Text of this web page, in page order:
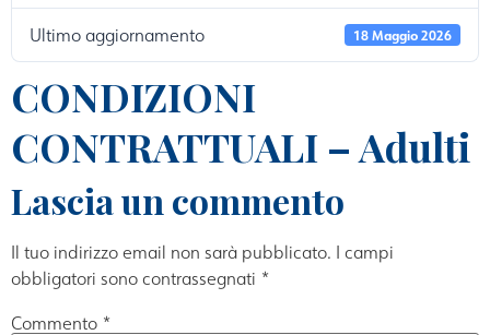
Ultimo aggiornamento 18 Maggio 2026
CONDIZIONI
CONTRATTUALI – Adulti
Lascia un commento
Il tuo indirizzo email non sarà pubblicato. I campi
obbligatori sono contrassegnati *
Commento *